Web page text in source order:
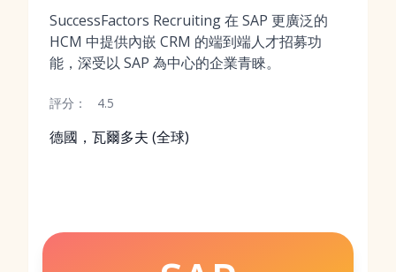
SuccessFactors Recruiting 在 SAP 更廣泛的
HCM 中提供內嵌 CRM 的端到端人才招募功
能，深受以 SAP 為中心的企業青睞。
評分： 4.5
德國，瓦爾多夫 (全球)